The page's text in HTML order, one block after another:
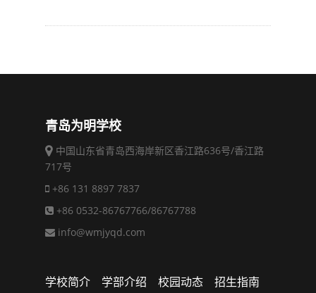
青岛为明学校
中国山东省青岛西海岸新区香江路636号/香江路
717号
+86 131 8897 7837
+86 0532-86767766/86767788
info@wmjyqd.com
学校简介 学部介绍 校园动态 招生指南